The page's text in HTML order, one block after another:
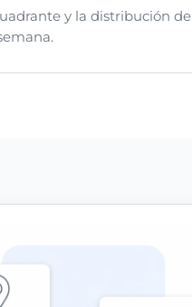
y la distribución de